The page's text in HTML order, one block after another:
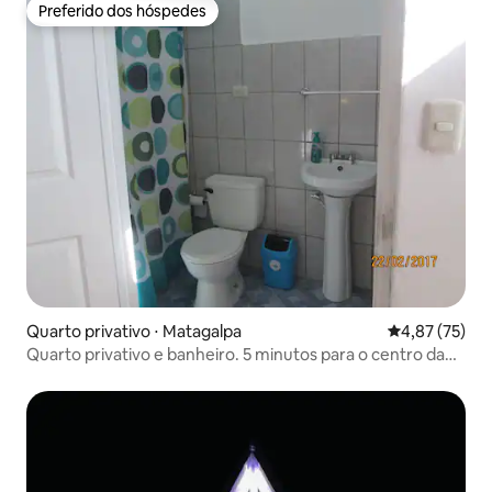
Preferido dos hóspedes
Preferido dos hóspedes
Quarto privativo ⋅ Matagalpa 4,87 de uma
4,87 (75)
Quarto privativo e banheiro. 5 minutos para o centro da